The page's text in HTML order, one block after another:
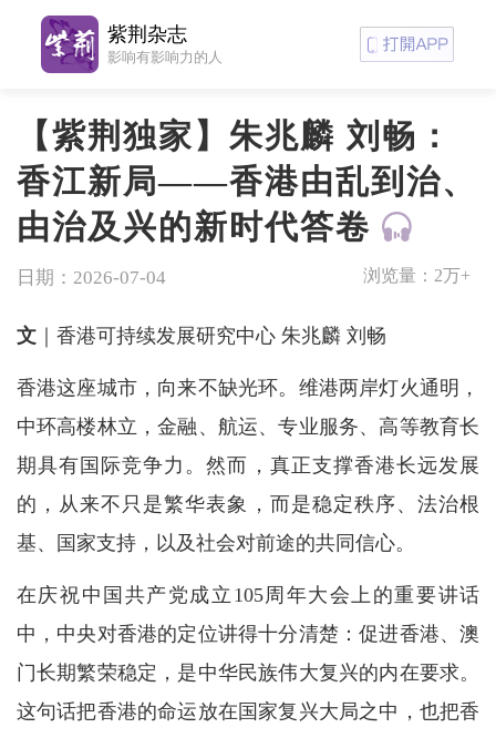
【紫荆独家】朱兆麟 刘畅：
香江新局——香港由乱到治、
由治及兴的新时代答卷
日期：2026-07-04 浏览量： 2万+
文｜香港可持续发展研究中心 朱兆麟 刘畅
香港这座城市，向来不缺光环。维港两岸灯火通明，
中环高楼林立，金融、航运、专业服务、高等教育长
期具有国际竞争力。然而，真正支撑香港长远发展
的，从来不只是繁华表象，而是稳定秩序、法治根
基、国家支持，以及社会对前途的共同信心。
在庆祝中国共产党成立105周年大会上的重要讲话
中，中央对香港的定位讲得十分清楚：促进香港、澳
门长期繁荣稳定，是中华民族伟大复兴的内在要求。
这句话把香港的命运放在国家复兴大局之中，也把香
紫荆杂志
影响有影响力的人